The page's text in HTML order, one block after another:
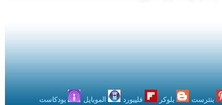
بنترست بلوكر فليبورد الموبايل بودكاست